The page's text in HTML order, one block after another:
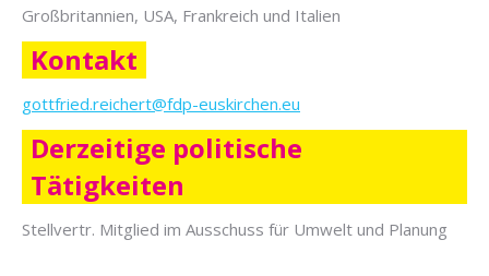
Großbritannien, USA, Frankreich und Italien
Kontakt
gottfried.reichert@fdp-euskirchen.eu
Derzeitige politische
Tätigkeiten
Stellvertr. Mitglied im Ausschuss für Umwelt und Planung